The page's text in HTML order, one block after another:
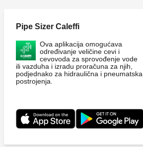
Pipe Sizer Caleffi
Ova aplikacija omogućava
određivanje veličine cevi i
cevovoda za sprovođenje vode
ili vazduha i izradu proračuna za njih,
podjednako za hidraulična i pneumatska
postrojenja.